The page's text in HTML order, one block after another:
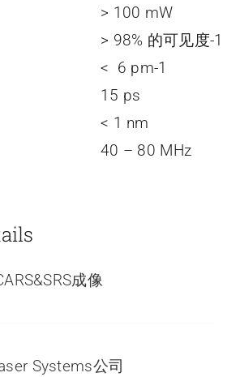
> 100 mW
> 98% 的可见度-1
< 6 pm-1
15 ps
< 1 nm
40 – 80 MHz
成像
Systems公司